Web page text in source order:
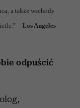
a także wschody
- Los Angeles
odpuścić